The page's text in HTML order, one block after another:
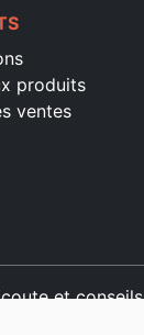
produits
ventes
et conseils